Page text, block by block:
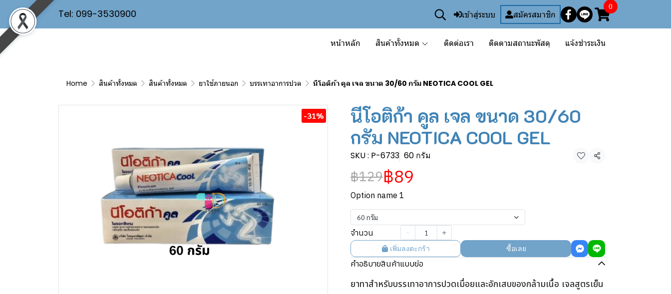
Tel: 099-3530900 เข้าสู่ระบบ สมัครสมาชิก
0
หน้าหลัก สินค้าทั้งหมด ติดต่อเรา ติดตามสถานะพัสดุ แจ้งชำระเงิน
Home สินค้าทั้งหมด สินค้าทั้งหมด ยาใช้ภายนอก บรรเทาอาการปวด นีโอติก้า คูล เจล ขนาด 30/60 กรัม NEOTICA COOL GEL
-31%
นีโอติก้า คูล เจล ขนาด 30/60
กรัม NEOTICA COOL GEL
SKU : P-6733 60 กรัม แชร์
฿129฿89
Option name 1
60 กรัม
จำนวน
เพิ่มลงตะกร้า
ซื้อเลย
คำอธิบายสินค้าแบบย่อ
ยาทาสำหรับบรรเทาอาการปวดเมื่อยและอักเสบของกล้ามเนื้อ เจลสูตรเย็น